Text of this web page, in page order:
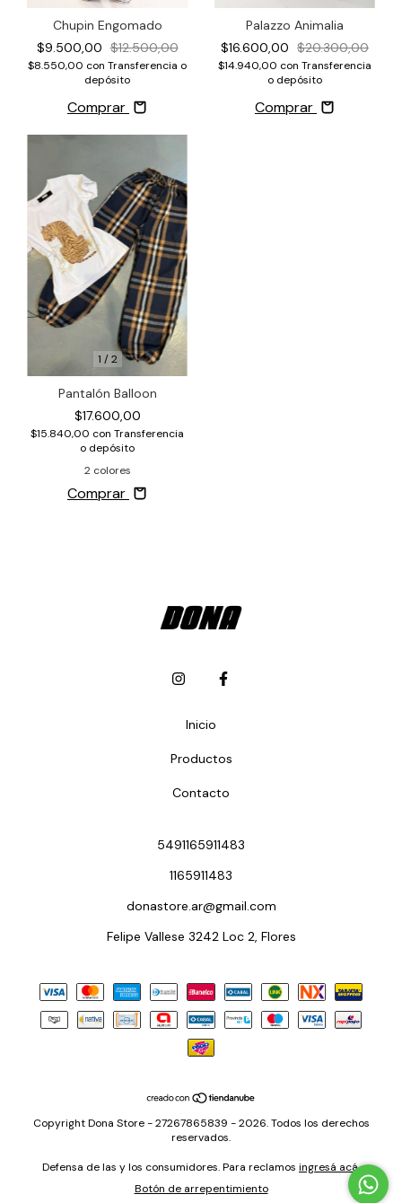
Chupin Engomado
$9.500,00 $12.500,00
$8.550,00 con Transferencia o
depósito
Comprar
Palazzo Animalia
$16.600,00 $20.300,00
$14.940,00 con Transferencia
o depósito
Comprar
1 /2
Pantalón Balloon
$17.600,00
$15.840,00 con Transferencia
o depósito
2 colores
Comprar
Inicio
Productos
Contacto
5491165911483
1165911483
donastore.ar@gmail.com
Felipe Vallese 3242 Loc 2, Flores
Copyright Dona Store - 27267865839 - 2026. Todos los derechos
reservados.
Defensa de las y los consumidores. Para reclamos ingresá acá.
Botón de arrepentimiento